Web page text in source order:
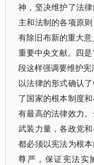
神，坚决维护了法
主和法制的各项原
有除旧布新的重大意
重要中央文献。四
段这样强调要维护
以法律的形式确认
了国家的根本制度
有最高的法律效力
武装力量，各政党
都必须以宪法为根
尊严，保证宪法实